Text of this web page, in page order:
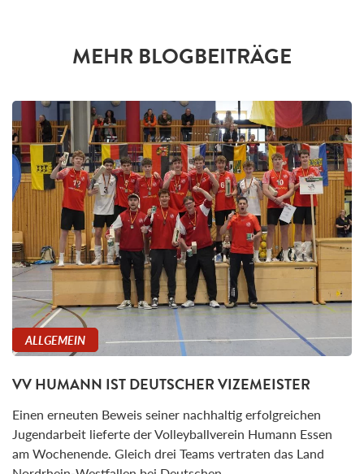
MEHR BLOGBEITRÄGE
ALLGEMEIN
VV HUMANN IST DEUTSCHER VIZEMEISTER
Einen erneuten Beweis seiner nachhaltig erfolgreichen
Jugendarbeit lieferte der Volleyballverein Humann Essen
am Wochenende. Gleich drei Teams vertraten das Land